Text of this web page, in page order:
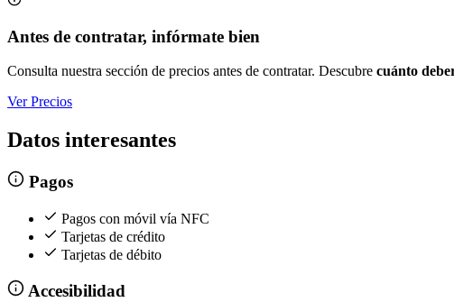
Antes de contratar, infórmate bien
Consulta nuestra sección de precios antes de contratar. Descubre cuánto
Ver Precios
Datos interesantes
Pagos
Pagos con móvil vía NFC
Tarjetas de crédito
Tarjetas de débito
Accesibilidad